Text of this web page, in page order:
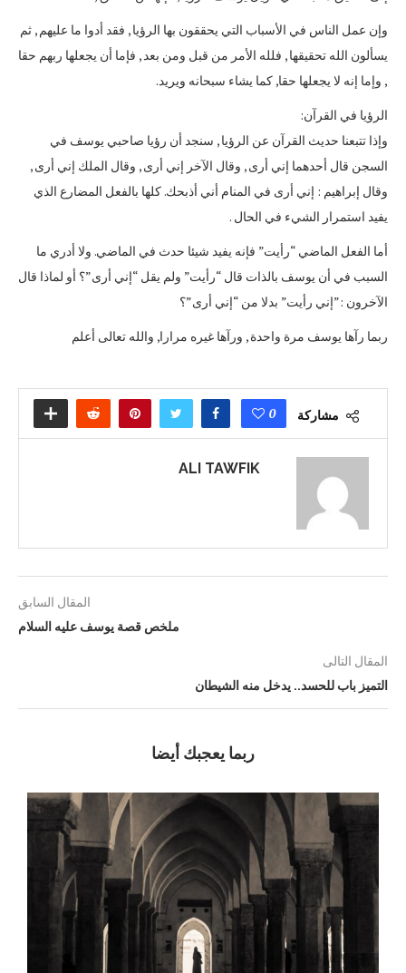
وإن عمل الناس في الأسباب التي يحققون بها الرؤيا , فقد أدوا ما عليهم , ثم
يسألون الله تحقيقها , فلله الأمر من قبل ومن بعد , فإما أن يجعلها ربهم حقا
, وإما إنه لا يجعلها حقا, كما يشاء سبحانه ويريد.
الرؤيا في القرآن:
وإذا تتبعنا حديث القرآن عن الرؤيا , سنجد أن رؤيا صاحبي يوسف في
السجن قال أحدهما إني أرى , وقال الآخر إني أرى , وقال الملك إني أرى ,
وقال إبراهيم : إني أرى في المنام أني أذبحك. كلها بالفعل المضارع الذي
يفيد استمرار الشيء في الحال .
أما الفعل الماضي “رأيت” فإنه يفيد شيئا حدث في الماضي. ولا أدري ما
السبب في أن يوسف بالذات قال “رأيت” ولم يقل “إني أرى”؟ أو لماذا قال
الآخرون :”إني رأيت” بدلا من “إني أرى”؟
ربما رآها يوسف مرة واحدة , ورآها غيره مرارا, والله تعالى أعلم
مشاركة 0
ALI TAWFIK
المقال السابق
ملخص قصة يوسف عليه السلام
المقال التالى
التميز باب للحسد.. يدخل منه الشيطان
ربما يعجبك أيضا